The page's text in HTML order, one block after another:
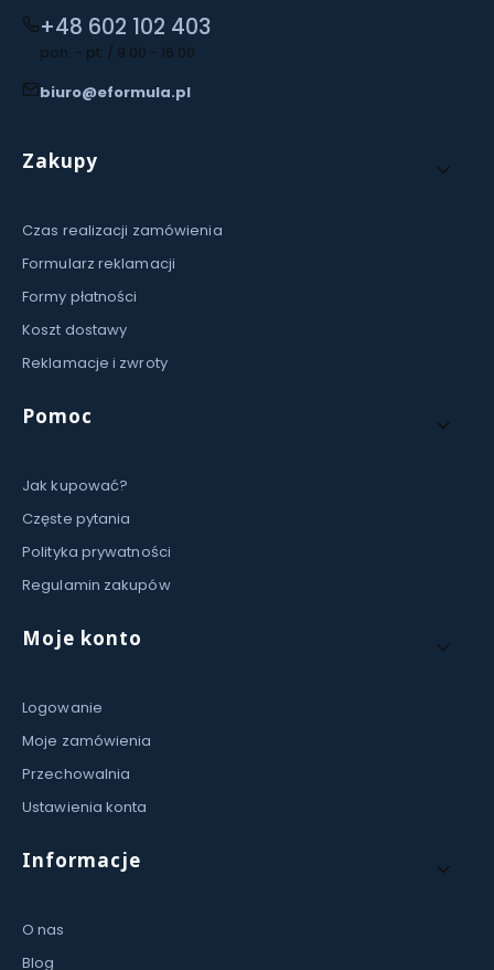
+48 602 102 403
pon. - pt. / 9:00 - 16:00
biuro@eformula.pl
Linki w stopce
Zakupy
Czas realizacji zamówienia
Formularz reklamacji
Formy płatności
Koszt dostawy
Reklamacje i zwroty
Pomoc
Jak kupować?
Częste pytania
Polityka prywatności
Regulamin zakupów
Moje konto
Logowanie
Moje zamówienia
Przechowalnia
Ustawienia konta
Informacje
O nas
Blog